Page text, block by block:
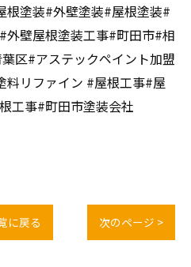
根塗装#外壁塗装#屋根塗装#
壁屋根塗装工事#町田市#相
区#アステックペイント加盟
リファイン #屋根工事#屋
工事#町田市塗装会社
に戻る 次のページ >